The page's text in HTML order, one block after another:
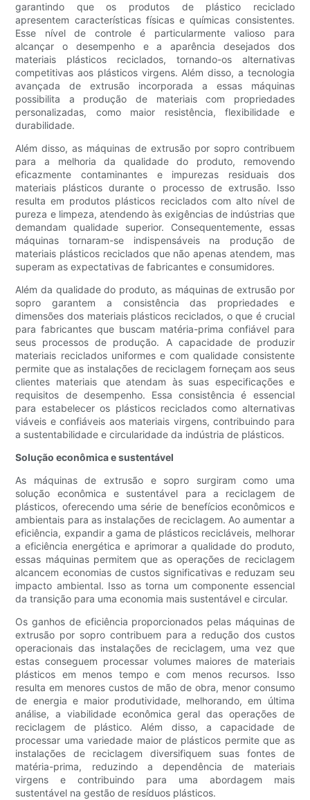
garantindo que os produtos de plástico reciclado
apresentem características físicas e químicas consistentes.
Esse nível de controle é particularmente valioso para
alcançar o desempenho e a aparência desejados dos
materiais plásticos reciclados, tornando-os alternativas
competitivas aos plásticos virgens. Além disso, a tecnologia
avançada de extrusão incorporada a essas máquinas
possibilita a produção de materiais com propriedades
personalizadas, como maior resistência, flexibilidade e
durabilidade.
Além disso, as máquinas de extrusão por sopro contribuem
para a melhoria da qualidade do produto, removendo
eficazmente contaminantes e impurezas residuais dos
materiais plásticos durante o processo de extrusão. Isso
resulta em produtos plásticos reciclados com alto nível de
pureza e limpeza, atendendo às exigências de indústrias que
demandam qualidade superior. Consequentemente, essas
máquinas tornaram-se indispensáveis ​​na produção de
materiais plásticos reciclados que não apenas atendem, mas
superam as expectativas de fabricantes e consumidores.
Além da qualidade do produto, as máquinas de extrusão por
sopro garantem a consistência das propriedades e
dimensões dos materiais plásticos reciclados, o que é crucial
para fabricantes que buscam matéria-prima confiável para
seus processos de produção. A capacidade de produzir
materiais reciclados uniformes e com qualidade consistente
permite que as instalações de reciclagem forneçam aos seus
clientes materiais que atendam às suas especificações e
requisitos de desempenho. Essa consistência é essencial
para estabelecer os plásticos reciclados como alternativas
viáveis ​​e confiáveis ​​aos materiais virgens, contribuindo para
a sustentabilidade e circularidade da indústria de plásticos.
Solução econômica e sustentável
As máquinas de extrusão e sopro surgiram como uma
solução econômica e sustentável para a reciclagem de
plásticos, oferecendo uma série de benefícios econômicos e
ambientais para as instalações de reciclagem. Ao aumentar a
eficiência, expandir a gama de plásticos recicláveis, melhorar
a eficiência energética e aprimorar a qualidade do produto,
essas máquinas permitem que as operações de reciclagem
alcancem economias de custos significativas e reduzam seu
impacto ambiental. Isso as torna um componente essencial
da transição para uma economia mais sustentável e circular.
Os ganhos de eficiência proporcionados pelas máquinas de
extrusão por sopro contribuem para a redução dos custos
operacionais das instalações de reciclagem, uma vez que
estas conseguem processar volumes maiores de materiais
plásticos em menos tempo e com menos recursos. Isso
resulta em menores custos de mão de obra, menor consumo
de energia e maior produtividade, melhorando, em última
análise, a viabilidade econômica geral das operações de
reciclagem de plástico. Além disso, a capacidade de
processar uma variedade maior de plásticos permite que as
instalações de reciclagem diversifiquem suas fontes de
matéria-prima, reduzindo a dependência de materiais
virgens e contribuindo para uma abordagem mais
sustentável na gestão de resíduos plásticos.